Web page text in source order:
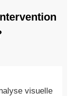
visuelle